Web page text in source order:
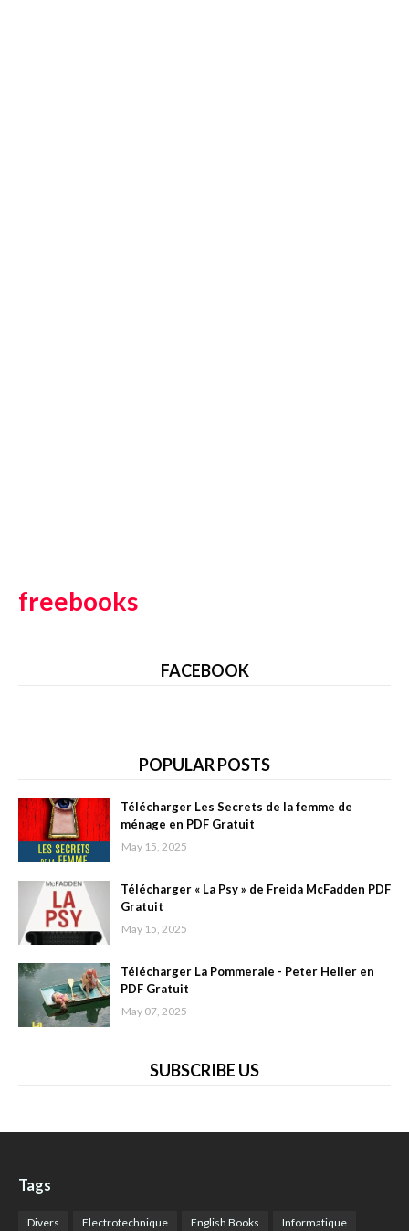
freebooks
FACEBOOK
POPULAR POSTS
Télécharger Les Secrets de la femme de
ménage en PDF Gratuit
May 15, 2025
Télécharger « La Psy » de Freida McFadden PDF
Gratuit
May 15, 2025
Télécharger La Pommeraie - Peter Heller en
PDF Gratuit
May 07, 2025
SUBSCRIBE US
Tags
Divers Electrotechnique English Books Informatique